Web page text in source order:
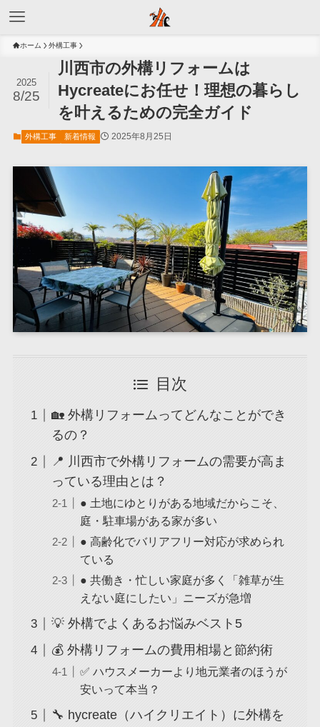
ホーム 外構工事
川西市の外構リフォームは
Hycreateにお任せ！理想の暮らし
を叶えるための完全ガイド
2025
8/25
外構工事 新着情報 2025年8月25日
目次
🏡 外構リフォームってどんなことができ
るの？
📍 川西市で外構リフォームの需要が高ま
っている理由とは？
● 土地にゆとりがある地域だからこそ、
庭・駐車場がある家が多い
● 高齢化でバリアフリー対応が求められ
ている
● 共働き・忙しい家庭が多く「雑草が生
えない庭にしたい」ニーズが急増
💡 外構でよくあるお悩みベスト5
💰 外構リフォームの費用相場と節約術
✅ ハウスメーカーより地元業者のほうが
安いって本当？
🔧 hycreate（ハイクリエイト）に外構を